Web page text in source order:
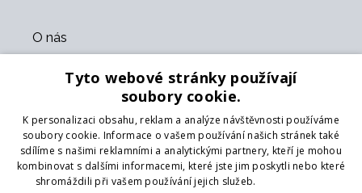
O nás
Obchodní podmínky
GDPR
Naši partneři
Formulář pro vrácení zboží
Vrácení zboží
Tyto webové stránky používají
soubory cookie.
K personalizaci obsahu, reklam a analýze návštěvnosti používáme
soubory cookie. Informace o vašem používání našich stránek také
sdílíme s našimi reklamními a analytickými partnery, kteří je mohou
kombinovat s dalšími informacemi, které jste jim poskytli nebo které
shromáždili při vašem používání jejich služeb.